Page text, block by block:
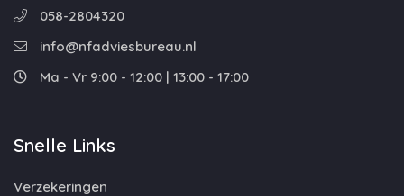
058-2804320
info@nfadviesbureau.nl
Ma - Vr 9:00 - 12:00 | 13:00 - 17:00
Snelle Links
Verzekeringen